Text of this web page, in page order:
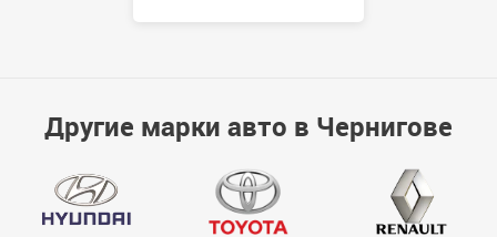
Другие марки авто в Чернигове